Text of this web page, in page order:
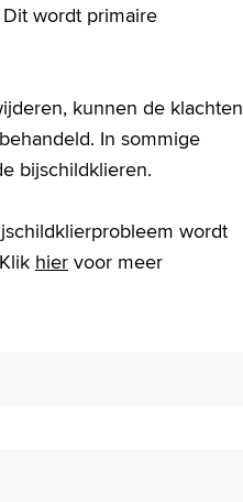
wordt primaire
kunnen de klachten
In sommige
bijschildklieren.
wordt
hier voor meer